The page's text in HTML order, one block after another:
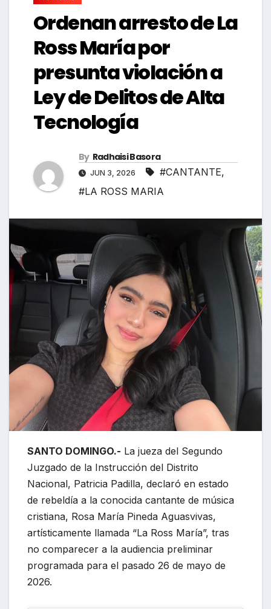
Ordenan arresto de La
Ross María por
presunta violación a
Ley de Delitos de Alta
Tecnología
By Radhaisi Basora
JUN 3, 2026 #CANTANTE,
#LA ROSS MARIA
SANTO DOMINGO.- La jueza del Segundo
Juzgado de la Instrucción del Distrito
Nacional, Patricia Padilla, declaró en estado
de rebeldía a la conocida cantante de música
cristiana, Rosa María Pineda Aguasvivas,
artísticamente llamada “La Ross María”, tras
no comparecer a la audiencia preliminar
programada para el pasado 26 de mayo de
2026.